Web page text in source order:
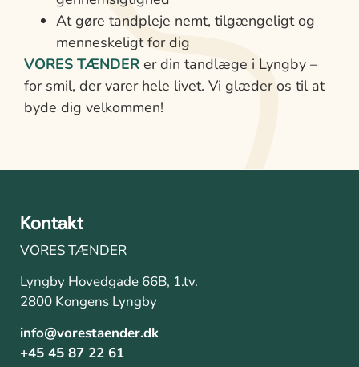
At gøre tandpleje nemt, tilgængeligt og
menneskeligt for dig
VORES TÆNDER er din tandlæge i Lyngby –
for smil, der varer hele livet. Vi glæder os til at
byde dig velkommen!
Kontakt
VORES TÆNDER
Lyngby Hovedgade 66B, 1.tv.
2800 Kongens Lyngby
info@vorestaender.dk
+45 45 87 22 61